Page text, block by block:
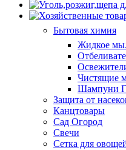
Бытовая химия
Жидкое
Чистящие
Шампуни
Защита от
Канцтовары
Сад Огород
Свечи
Сетка для